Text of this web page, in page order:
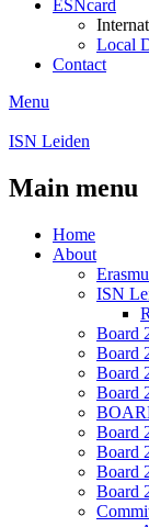
ESNcard
Local
Contact
Menu
ISN Leiden
Main menu
Home
About
ISN
Board
Board
Board
Board
Board
Board
Board
Board